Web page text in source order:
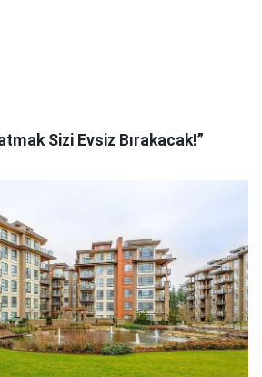
Sizi Evsiz Bırakacak!”